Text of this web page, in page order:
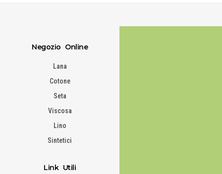
Negozio Online
Lana
Cotone
Seta
Viscosa
Lino
Sintetici
Link Utili